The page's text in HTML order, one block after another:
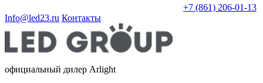
+7 (861) 206-01-13
Info@led23.ru Контакты
официальный дилер Arlight